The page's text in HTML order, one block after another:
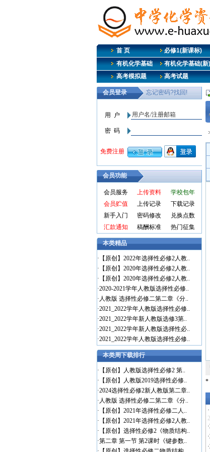
首 页 必修1(新课标)
有机化学基础
有机化学基础(新)
高考模拟题
高考试题
会员功能
会员服务 上传资料
学校包年
会员贮值
上传记录
下载记录
新手入门
密码修改
兑换点数
汇款通知
稿酬标准 热门征集
本类精品
· 【原创】2022年选择性必修2人教..
· 【原创】2020年选择性必修2人教..
· 【原创】2020年选择性必修2人教..
·2020-2021学年人教版选择性必修..
· 人教版 选择性必修二第二章《分..
·2021_2022学年人教版选择性必修..
·2021_2022学年新人教版选修3第..
·2021_2022学年新人教版选择性必..
·2021_2022学年人教版选择性必修..
本类周下载排行
· 【原创】人教版选择性必修2 第..
· 【原创】人教版2019选择性必修..
·2024选择性必修2新人教版第二章..
· 人教版 选择性必修二第二章《分..
· 【原创】2021年选择性必修二人..
· 【原创】2021年选择性必修2人教..
· 【原创】选择性必修2《物质结构..
·第二章 第一节 第2课时《键参数..
*
·
·
·
·